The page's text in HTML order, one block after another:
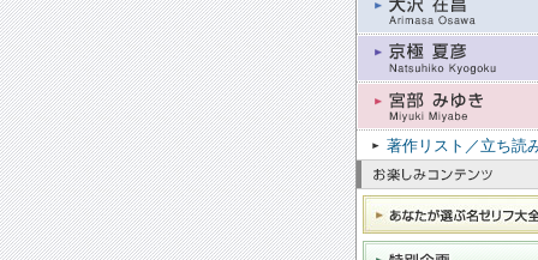
著作リスト／立ち読